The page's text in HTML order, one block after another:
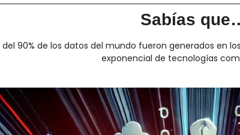
Sabías
del 90% de los datos del mundo fueron generados en
exponencial de tecnologías